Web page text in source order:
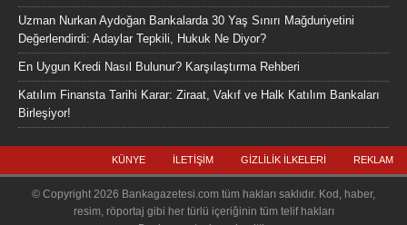
Uzman Nurkan Aydoğan Bankalarda 30 Yaş Sınırı Mağduriyetini
Değerlendirdi: Adaylar Tepkili, Hukuk Ne Diyor?
En Uygun Kredi Nasıl Bulunur? Karşılaştırma Rehberi
Katılım Finansta Tarihi Karar: Ziraat, Vakıf ve Halk Katılım Bankaları
Birleşiyor!
KÜNYE İLETIŞIM GIZLILIK İLKELERI REKLAM
© Copyright 2026 Bankagazetesi.com tüm hakları saklıdır. Kod, haber,
resim, röportaj gibi her türlü içeriğinin tüm telif hakları